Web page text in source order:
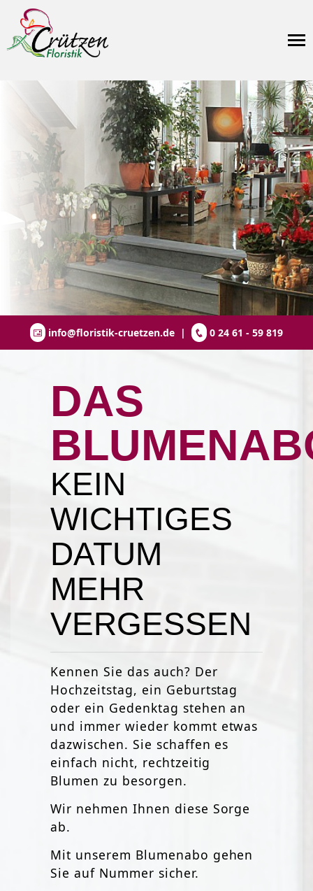
info@floristik-cruetzen.de | 0 24 61 - 59 819
DAS
KEIN
WICHTIGES
DATUM
MEHR
VERGESSEN
Kennen Sie das auch? Der
Hochzeitstag, ein Geburtstag
oder ein Gedenktag stehen an
und immer wieder kommt etwas
dazwischen. Sie schaffen es
einfach nicht, rechtzeitig
Blumen zu besorgen.
Wir nehmen Ihnen diese Sorge
ab.
Mit unserem Blumenabo gehen
Sie auf Nummer sicher.